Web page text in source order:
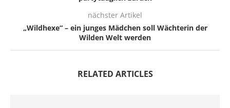
nächster Artikel
„Wildhexe“ – ein junges Mädchen soll Wächterin der
Wilden Welt werden
RELATED ARTICLES